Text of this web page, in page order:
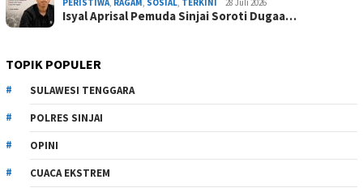
Isyal Aprisal Pemuda Sinjai Soroti Dugaa…
TOPIK POPULER
SULAWESI TENGGARA
POLRES SINJAI
OPINI
CUACA EKSTREM